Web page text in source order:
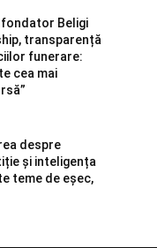
Beligi
transparență
funerare:
cea mai
despre
și inteligența
teme de eșec,